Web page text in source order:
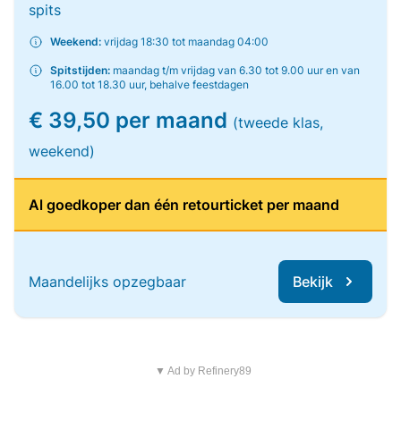
spits
Weekend: vrijdag 18:30 tot maandag 04:00
Spitstijden: maandag t/m vrijdag van 6.30 tot 9.00 uur en van
16.00 tot 18.30 uur, behalve feestdagen
€ 39,50 per maand (tweede klas,
weekend)
Al goedkoper dan één retourticket per maand
Maandelijks opzegbaar Bekijk
▼ Ad by Refinery89